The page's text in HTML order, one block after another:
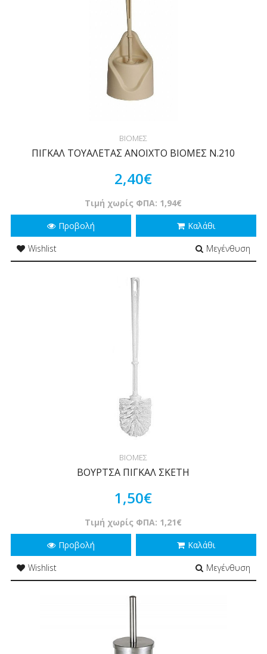
ΒΙΟΜΕΣ
ΠΙΓΚΑΛ ΤΟΥΑΛΕΤΑΣ ΑΝΟΙΧΤΟ ΒΙΟΜΕΣ Ν.210
2,40€
Τιμή χωρίς ΦΠΑ: 1,94€
Προβολή
Καλάθι
Wishlist
Μεγένθυση
ΒΙΟΜΕΣ
ΒΟΥΡΤΣΑ ΠΙΓΚΑΛ ΣΚΕΤΗ
1,50€
Τιμή χωρίς ΦΠΑ: 1,21€
Προβολή
Καλάθι
Wishlist
Μεγένθυση